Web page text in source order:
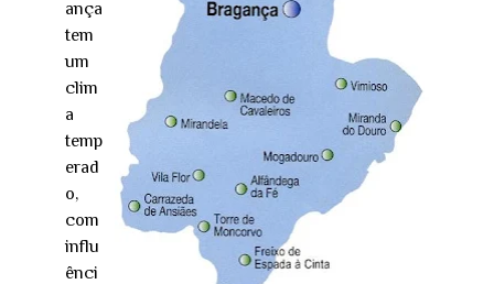
ança
tem
um
clim
a
temp
erad
o,
com
influ
ênci